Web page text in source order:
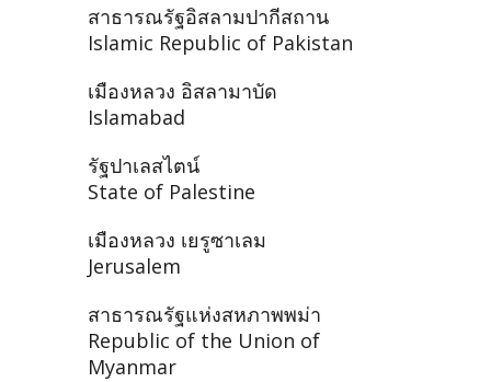
สาธารณรัฐอิสลามปากีสถาน
Islamic Republic of Pakistan
เมืองหลวง อิสลามาบัด
Islamabad
รัฐปาเลสไตน์
State of Palestine
เมืองหลวง เยรูซาเลม
Jerusalem
สาธารณรัฐแห่งสหภาพพม่า
Republic of the Union of
Myanmar